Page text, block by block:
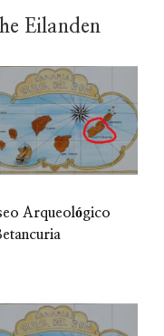
Eilanden
Arqueológico